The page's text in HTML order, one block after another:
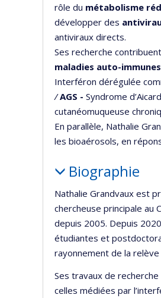
rôle du métabolisme
développer des
antiviraux directs.
Ses recherche
maladies auto-
Interféron dérégulée
/AGS - Syndrome
cutanéomuqueuse
En parallèle, Nathalie
les bioaérosols, en
Biographie
Nathalie Grandvaux est
chercheuse principale au
depuis 2005. Depuis
étudiantes et
rayonnement de la
Ses travaux de
celles médiées par